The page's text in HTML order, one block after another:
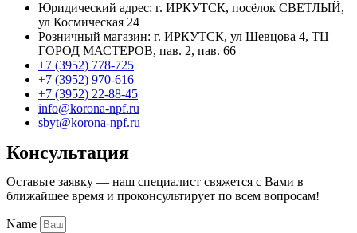
Юридический адрес: г. ИРКУТСК, посёлок СВЕТЛЫЙ,
ул Космическая 24
Розничный магазин: г. ИРКУТСК, ул Шевцова 4, ТЦ
ГОРОД МАСТЕРОВ, пав. 2, пав. 66
+7 (3952) 778-725
+7 (3952) 970-616
+7 (3952) 22-88-45
info@korona-npf.ru
sbyt@korona-npf.ru
Консультация
Оставьте заявку — наш специалист свяжется с Вами в
ближайшее время и проконсультирует по всем вопросам!
Name